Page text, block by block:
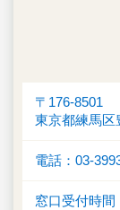
〒176-8501
東京都練馬区
電話：03-
窓口受付時間